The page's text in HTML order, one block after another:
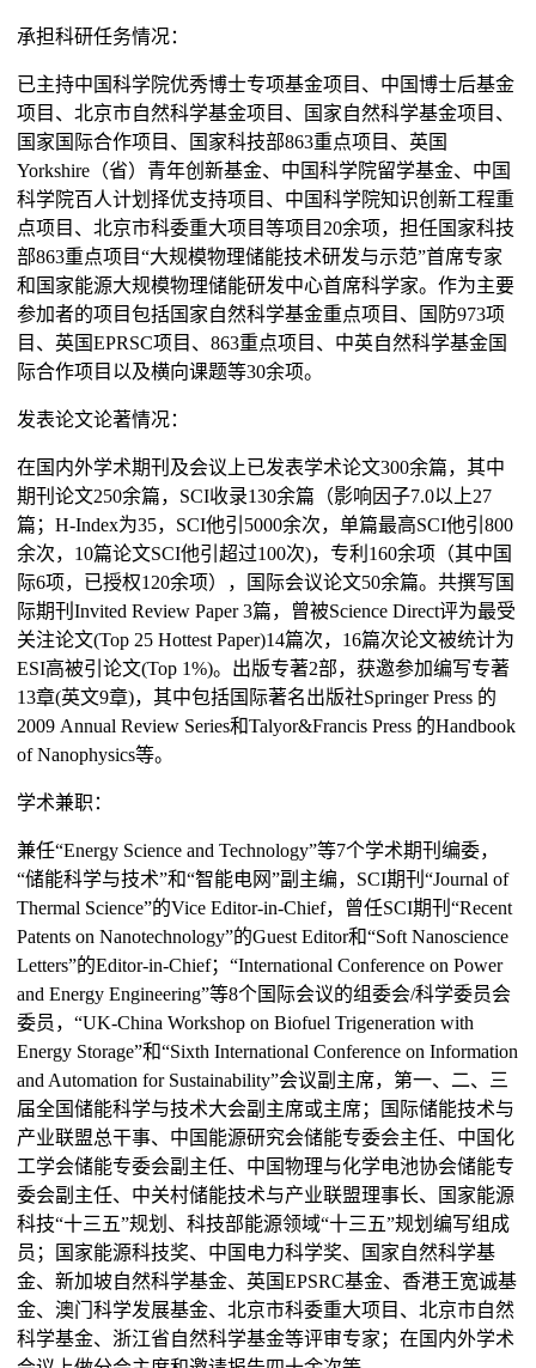
承担科研任务情况：
已主持中国科学院优秀博士专项基金项目、中国博士后基金
项目、北京市自然科学基金项目、国家自然科学基金项目、
国家国际合作项目、国家科技部863重点项目、英国
Yorkshire（省）青年创新基金、中国科学院留学基金、中国
科学院百人计划择优支持项目、中国科学院知识创新工程重
点项目、北京市科委重大项目等项目20余项，担任国家科技
部863重点项目“大规模物理储能技术研发与示范”首席专家
和国家能源大规模物理储能研发中心首席科学家。作为主要
参加者的项目包括国家自然科学基金重点项目、国防973项
目、英国EPRSC项目、863重点项目、中英自然科学基金国
际合作项目以及横向课题等30余项。
发表论文论著情况：
在国内外学术期刊及会议上已发表学术论文300余篇，其中
期刊论文250余篇，SCI收录130余篇（影响因子7.0以上27
篇；H-Index为35，SCI他引5000余次，单篇最高SCI他引800
余次，10篇论文SCI他引超过100次)，专利160余项（其中国
际6项，已授权120余项），国际会议论文50余篇。共撰写国
际期刊Invited Review Paper 3篇，曾被Science Direct评为最受
关注论文(Top 25 Hottest Paper)14篇次，16篇次论文被统计为
ESI高被引论文(Top 1%)。出版专著2部，获邀参加编写专著
13章(英文9章)，其中包括国际著名出版社Springer Press 的
2009 Annual Review Series和Talyor&Francis Press 的Handbook
of Nanophysics等。
学术兼职：
兼任“Energy Science and Technology”等7个学术期刊编委，
“储能科学与技术”和“智能电网”副主编，SCI期刊“Journal of
Thermal Science”的Vice Editor-in-Chief，曾任SCI期刊“Recent
Patents on Nanotechnology”的Guest Editor和“Soft Nanoscience
Letters”的Editor-in-Chief；“International Conference on Power
and Energy Engineering”等8个国际会议的组委会/科学委员会
委员，“UK-China Workshop on Biofuel Trigeneration with
Energy Storage”和“Sixth International Conference on Information
and Automation for Sustainability”会议副主席，第一、二、三
届全国储能科学与技术大会副主席或主席；国际储能技术与
产业联盟总干事、中国能源研究会储能专委会主任、中国化
工学会储能专委会副主任、中国物理与化学电池协会储能专
委会副主任、中关村储能技术与产业联盟理事长、国家能源
科技“十三五”规划、科技部能源领域“十三五”规划编写组成
员；国家能源科技奖、中国电力科学奖、国家自然科学基
金、新加坡自然科学基金、英国EPSRC基金、香港王宽诚基
金、澳门科学发展基金、北京市科委重大项目、北京市自然
科学基金、浙江省自然科学基金等评审专家；在国内外学术